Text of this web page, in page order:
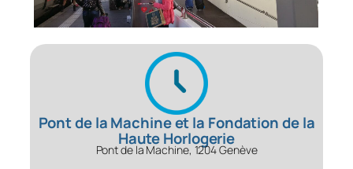
Pont de la Machine et la Fondation de la
Haute Horlogerie
Pont de la Machine, 1204 Genève